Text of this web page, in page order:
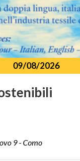
09/08/2026
9-Como